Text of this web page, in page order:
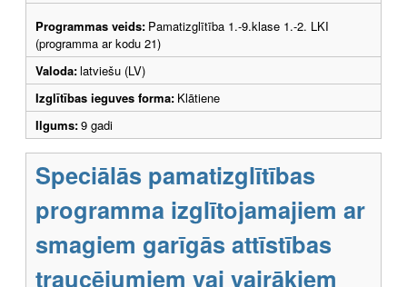
Programmas veids: Pamatizglītība 1.-9.klase 1.-2. LKI
(programma ar kodu 21)
Valoda:latviešu (LV)
Izglītības ieguves forma: Klātiene
Ilgums:9 gadi
Speciālās pamatizglītības
programma izglītojamajiem ar
smagiem garīgās attīstības
traucējumiem vai vairākiem